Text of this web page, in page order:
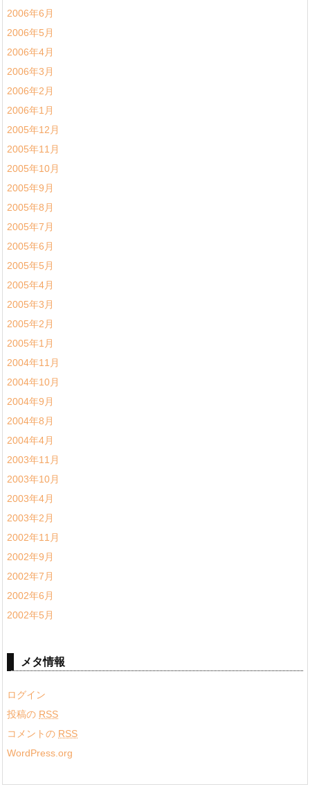
2006年6月
2006年5月
2006年4月
2006年3月
2006年2月
2006年1月
2005年12月
2005年11月
2005年10月
2005年9月
2005年8月
2005年7月
2005年6月
2005年5月
2005年4月
2005年3月
2005年2月
2005年1月
2004年11月
2004年10月
2004年9月
2004年8月
2004年4月
2003年11月
2003年10月
2003年4月
2003年2月
2002年11月
2002年9月
2002年7月
2002年6月
2002年5月
メタ情報
ログイン
投稿の RSS
コメントの RSS
WordPress.org